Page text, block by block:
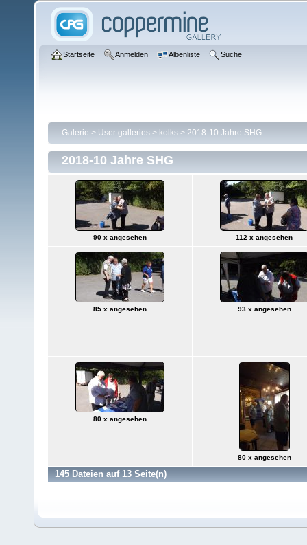
Startseite Anmelden Albenliste Suche
Galerie > User galleries > kolks > 2018-10 Jahre SHG
2018-10 Jahre SHG
90 x angesehen 112 x angesehen
85 x angesehen 93 x angesehen
80 x angesehen
80 x angesehen
145 Dateien auf 13 Seite(n)